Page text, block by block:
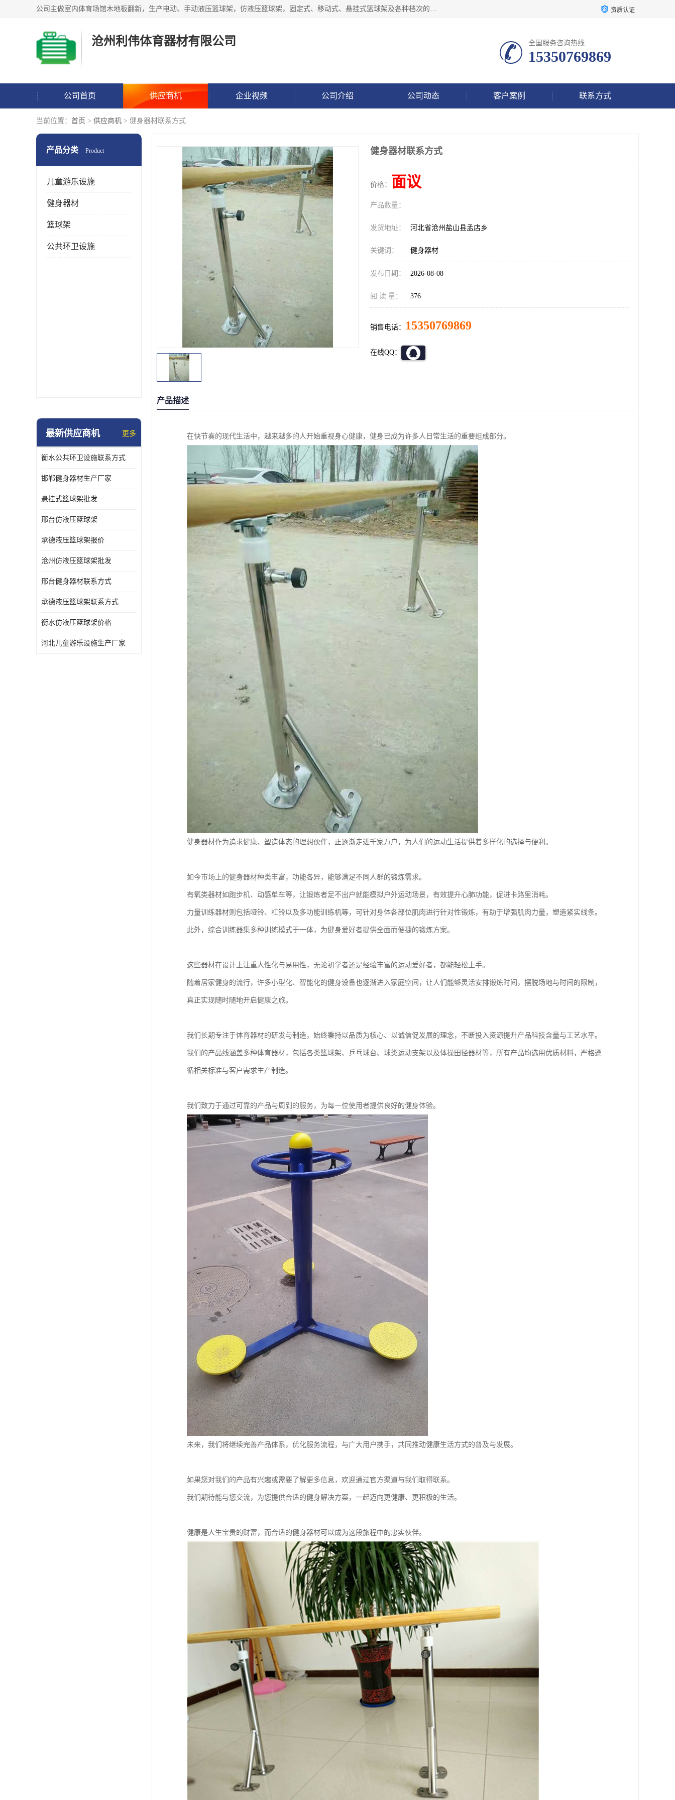
公司主做室内体育场馆木地板翻新，生产电动、手动液压篮球架，仿液压篮球架，固定式、移动式、悬挂式篮球架及各种档次的篮球板，乒乓球台、网球柱、排球柱、羽毛球柱、足球门，各种体操、田径器材等体育器材。 资质认证
沧州利伟体育器材有限公司 全国服务咨询热线:
15350769869
公司首页 供应商机 企业视频 公司介绍 公司动态 客户案例 联系方式
当前位置： 首页 > 供应商机 > 健身器材联系方式
产品分类 Product
儿童游乐设施
健身器材
篮球架
公共环卫设施
最新供应商机 更多
衡水公共环卫设施联系方式
邯郸健身器材生产厂家
悬挂式篮球架批发
邢台仿液压篮球架
承德液压篮球架报价
沧州仿液压篮球架批发
邢台健身器材联系方式
承德液压篮球架联系方式
衡水仿液压篮球架价格
河北儿童游乐设施生产厂家
健身器材联系方式
价格： 面议
产品数量：
发货地址： 河北省沧州盐山县孟店乡
关键词： 健身器材
发布日期： 2026-08-08
阅 读 量： 376
销售电话： 15350769869
在线QQ：
产品描述
在快节奏的现代生活中，越来越多的人开始重视身心健康，健身已成为许多人日常生活的重要组成部分。
健身器材作为追求健康、塑造体态的理想伙伴，正逐渐走进千家万户，为人们的运动生活提供着多样化的选择与便利。
如今市场上的健身器材种类丰富，功能各异，能够满足不同人群的锻炼需求。
有氧类器材如跑步机、动感单车等，让锻炼者足不出户就能模拟户外运动场景，有效提升心肺功能，促进卡路里消耗。
力量训练器材则包括哑铃、杠铃以及多功能训练机等，可针对身体各部位肌肉进行针对性锻炼，有助于增强肌肉力量，塑造紧实线条。
此外，综合训练器集多种训练模式于一体，为健身爱好者提供全面而便捷的锻炼方案。
这些器材在设计上注重人性化与易用性，无论初学者还是经验丰富的运动爱好者，都能轻松上手。
随着居家健身的流行，许多小型化、智能化的健身设备也逐渐进入家庭空间，让人们能够灵活安排锻炼时间，摆脱场地与时间的限制，
真正实现随时随地开启健康之旅。
我们长期专注于体育器材的研发与制造，始终秉持以品质为核心、以诚信促发展的理念，不断投入资源提升产品科技含量与工艺水平。
我们的产品线涵盖多种体育器材，包括各类篮球架、乒乓球台、球类运动支架以及体操田径器材等，所有产品均选用优质材料，严格遵
循相关标准与客户需求生产制造。
我们致力于通过可靠的产品与周到的服务，为每一位使用者提供良好的健身体验。
未来，我们将继续完善产品体系，优化服务流程，与广大用户携手，共同推动健康生活方式的普及与发展。
如果您对我们的产品有兴趣或需要了解更多信息，欢迎通过官方渠道与我们取得联系。
我们期待能与您交流，为您提供合适的健身解决方案，一起迈向更健康、更积极的生活。
健康是人生宝贵的财富，而合适的健身器材可以成为这段旅程中的忠实伙伴。